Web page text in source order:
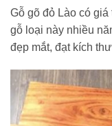
Gỗ gõ đỏ Lào có
gỗ loại này nhiều
đẹp mắt, đạt kích